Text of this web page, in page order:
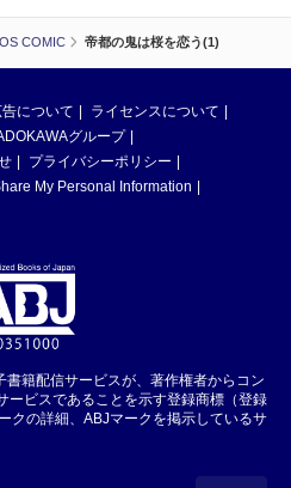
COMIC 帝都の鬼は桜を恋う(1)
告について
ライセンスについて
グループ
プライバシーポリシー
My Personal Information
籍配信サービスが、著作権者からコン
ービスであることを示す登録商標（登録
クの詳細、ABJマークを掲示しているサ